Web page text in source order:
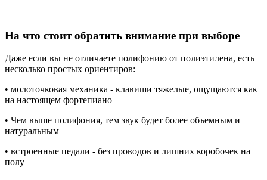
На что стоит обратить внимание при выборе
Даже если вы не отличаете полифонию от полиэтилена, есть
несколько простых ориентиров:
• молоточковая механика - клавиши тяжелые, ощущаются как
на настоящем фортепиано
• Чем выше полифония, тем звук будет более объемным и
натуральным
• встроенные педали - без проводов и лишних коробочек на
полу